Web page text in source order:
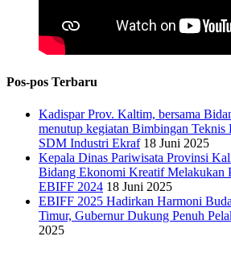
Pos-pos Terbaru
Kadispar Prov. Kaltim, bersama
menutup kegiatan Bimbingan Teknis
SDM Industri Ekraf 18 Juni 2025
Kepala Dinas Pariwisata Provinsi
Bidang Ekonomi Kreatif Melakukan
EBIFF 2024 18 Juni 2025
EBIFF 2025 Hadirkan Harmoni
Timur, Gubernur Dukung Penuh
2025